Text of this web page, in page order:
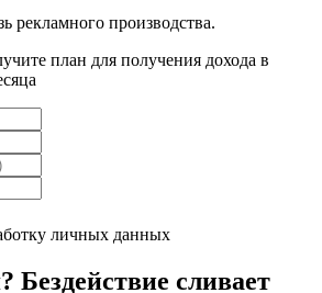
рекламного производства.
план для получения дохода в
личных данных
Бездействие сливает